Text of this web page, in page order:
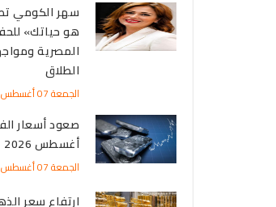
سهر الكومي
هو حياتك»
المصرية
الطلاق
الجمعة 07 أغسطس 2026-10:59
أغسطس 2026
الجمعة 07 أغسطس 2026-10:03